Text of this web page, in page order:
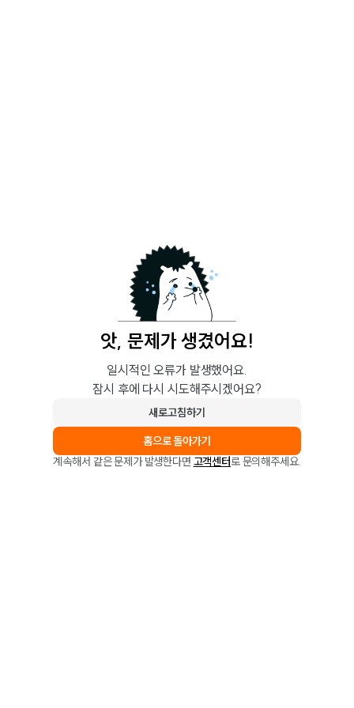
앗, 문제가 생겼어요!
일시적인 오류가 발생했어요.
잠시 후에 다시 시도해주시겠어요?
새로고침하기
홈으로 돌아가기
계속해서 같은 문제가 발생한다면 고객센터로 문의해주세요.